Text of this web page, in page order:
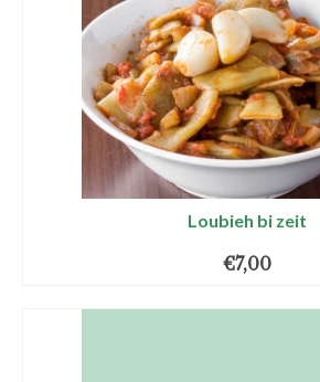
Loubieh bi zeit
€7,00